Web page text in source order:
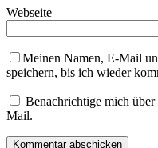
Webseite
Meinen Namen, E-Mail
speichern, bis ich wieder
Benachrichtige mich
Mail.